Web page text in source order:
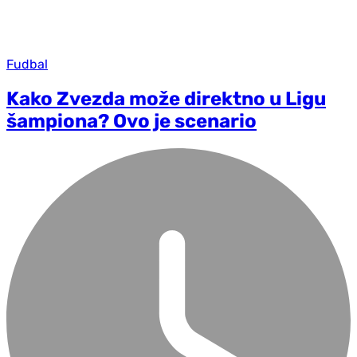
Fudbal
Kako Zvezda može direktno u Ligu
šampiona? Ovo je scenario